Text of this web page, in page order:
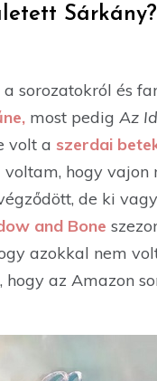
sorozatokról és
, most pedig Az
volt a szerdai
voltam, hogy
de ki
and Bone
azokkal nem
az Amazon